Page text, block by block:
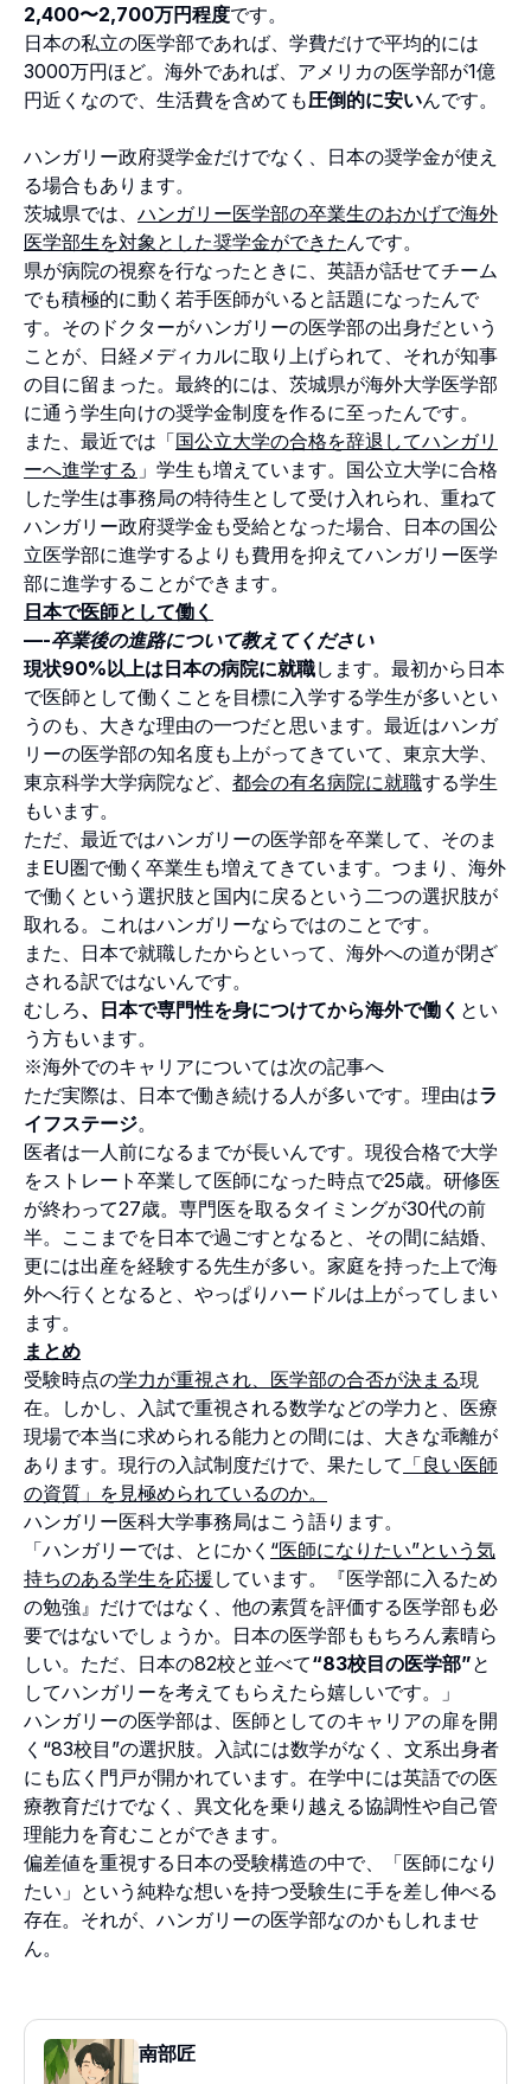
2,400〜2,700万円程度です。
日本の私立の医学部であれば、学費だけで平均的には
3000万円ほど。海外であれば、アメリカの医学部が1億
円近くなので、生活費を含めても圧倒的に安いんです。
ハンガリー政府奨学金だけでなく、日本の奨学金が使え
る場合もあります。
茨城県では、 ハンガリー医学部の卒業生のおかげで海外
医学部生を対象とした奨学金ができた んです。
県が病院の視察を行なったときに、英語が話せてチーム
でも積極的に動く若手医師がいると話題になったんで
す。そのドクターがハンガリーの医学部の出身だという
ことが、日経メディカルに取り上げられて、それが知事
の目に留まった。最終的には、茨城県が海外大学医学部
に通う学生向けの奨学金制度を作るに至ったんです。
また、最近では「国公立大学の合格を辞退してハンガリ
ーへ進学する 」学生も増えています。国公立大学に合格
した学生は事務局の特待生として受け入れられ、重ねて
ハンガリー政府奨学金も受給となった場合、日本の国公
立医学部に進学するよりも費用を抑えてハンガリー医学
部に進学することができます。
日本で医師として働く
—-卒業後の進路について教えてください
現状90%以上は日本の病院に就職します。最初から日本
で医師として働くことを目標に入学する学生が多いとい
うのも、大きな理由の一つだと思います。最近はハンガ
リーの医学部の知名度も上がってきていて、東京大学、
東京科学大学病院など、 都会の有名病院に就職する学生
もいます。
ただ、最近ではハンガリーの医学部を卒業して、そのま
まEU圏で働く卒業生も増えてきています。つまり、海外
で働くという選択肢と国内に戻るという二つの選択肢が
取れる。これはハンガリーならではのことです。
また、日本で就職したからといって、海外への道が閉ざ
される訳ではないんです。
むしろ、日本で専門性を身につけてから海外で働く とい
う方もいます。
※海外でのキャリアについては次の記事へ
ただ実際は、日本で働き続ける人が多いです。理由はラ
イフステージ。
医者は一人前になるまでが長いんです。現役合格で大学
をストレート卒業して医師になった時点で25歳。研修医
が終わって27歳。専門医を取るタイミングが30代の前
半。ここまでを日本で過ごすとなると、その間に結婚、
更には出産を経験する先生が多い。家庭を持った上で海
外へ行くとなると、やっぱりハードルは上がってしまい
ます。
まとめ
受験時点の学力が重視され、医学部の合否が決まる現
在。しかし、入試で重視される数学などの学力と、医療
現場で本当に求められる能力との間には、大きな乖離が
あります。現行の入試制度だけで、果たして 「良い医師
の資質」を見極められているのか。
ハンガリー医科大学事務局はこう語ります。
「ハンガリーでは、とにかく “医師になりたい”という気
持ちのある学生を応援 しています。『医学部に入るため
の勉強』だけではなく、他の素質を評価する医学部も必
要ではないでしょうか。日本の医学部ももちろん素晴ら
しい。ただ、日本の82校と並べて“83校目の医学部”と
してハンガリーを考えてもらえたら嬉しいです。」
ハンガリーの医学部は、医師としてのキャリアの扉を開
く“83校目”の選択肢。入試には数学がなく、文系出身者
にも広く門戸が開かれています。在学中には英語での医
療教育だけでなく、異文化を乗り越える協調性や自己管
理能力を育むことができます。
偏差値を重視する日本の受験構造の中で、「医師になり
たい」という純粋な想いを持つ受験生に手を差し伸べる
存在。それが、ハンガリーの医学部なのかもしれませ
ん。
南部匠